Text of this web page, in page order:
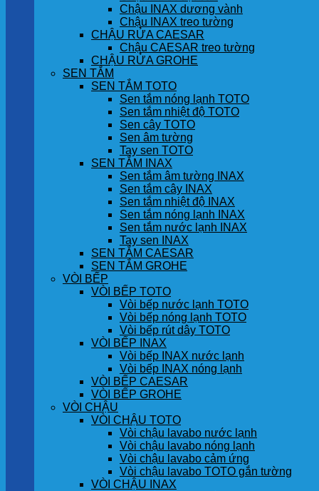
Chậu INAX dương vành
Chậu INAX treo tường
CHẬU RỬA CAESAR
Chậu CAESAR treo tường
CHẬU RỬA GROHE
SEN TẮM
SEN TẮM TOTO
Sen tắm nóng lạnh TOTO
Sen tắm nhiệt độ TOTO
Sen cây TOTO
Sen âm tường
Tay sen TOTO
SEN TẮM INAX
Sen tắm âm tường INAX
Sen tắm cây INAX
Sen tắm nhiệt độ INAX
Sen tắm nóng lạnh INAX
Sen tắm nước lạnh INAX
Tay sen INAX
SEN TẮM CAESAR
SEN TẮM GROHE
VÒI BẾP
VÒI BẾP TOTO
Vòi bếp nước lạnh TOTO
Vòi bếp nóng lạnh TOTO
Vòi bếp rút dây TOTO
VÒI BẾP INAX
Vòi bếp INAX nước lạnh
Vòi bếp INAX nóng lạnh
VÒI BẾP CAESAR
VÒI BẾP GROHE
VÒI CHẬU
VÒI CHẬU TOTO
Vòi chậu lavabo nước lạnh
Vòi chậu lavabo nóng lạnh
Vòi chậu lavabo cảm ứng
Vòi chậu lavabo TOTO gắn tường
VÒI CHẬU INAX